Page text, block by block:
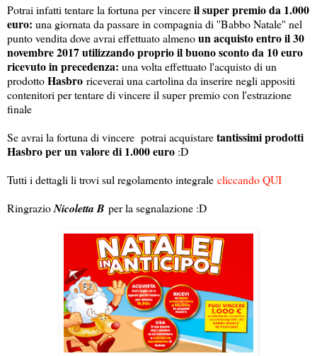
Potrai infatti tentare la fortuna per vincereil super premio da 1.000
euro: una giornata da passare in compagnia di ''Babbo Natale'' nel
punto vendita dove avrai effettuato almenoun acquisto entro il 30
novembre 2017 utilizzando proprio il buono sconto da 10 euro
ricevuto in precedenza: una volta effettuato l'acquisto di un
prodottoHasbro riceverai una cartolina da inserire negli appositi
contenitori per tentare di vincere il super premio con l'estrazione
finale
Se avrai la fortuna di vincere potrai acquistaretantissimi prodotti
Hasbro per un valore di 1.000 euro :D
Tutti i dettagli li trovi sul regolamento integrale cliccando QUI
RingrazioNicoletta B per la segnalazione :D